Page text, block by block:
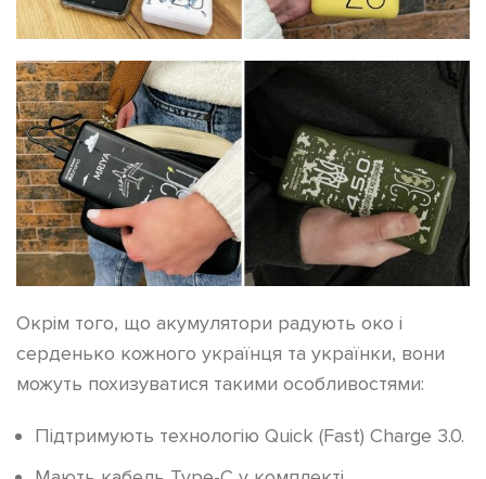
Окрім того, що акумулятори радують око і
серденько кожного українця та українки, вони
можуть похизуватися такими особливостями:
Підтримують технологію Quick (Fast) Charge 3.0.